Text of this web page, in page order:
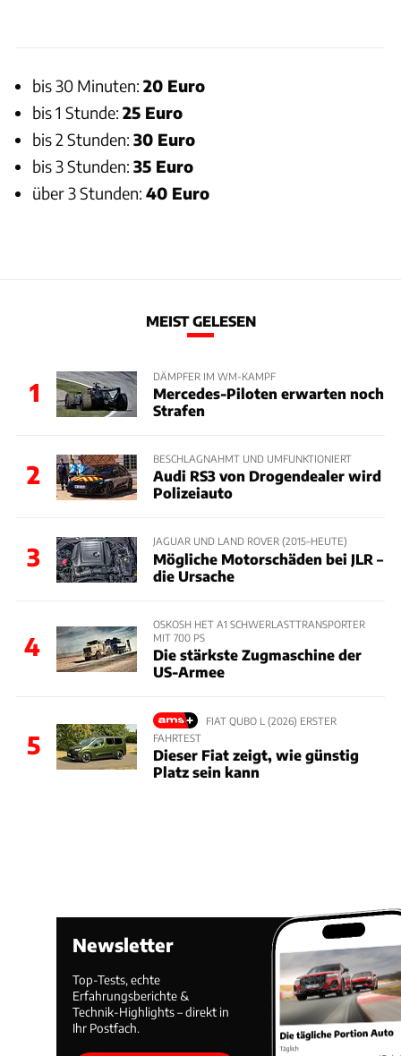
bis 30 Minuten: 20 Euro
bis 1 Stunde: 25 Euro
bis 2 Stunden: 30 Euro
bis 3 Stunden: 35 Euro
über 3 Stunden: 40 Euro
MEIST GELESEN
1
DÄMPFER IM WM-KAMPF
Mercedes-Piloten erwarten noch
Strafen
2
BESCHLAGNAHMT UND UMFUNKTIONIERT
Audi RS3 von Drogendealer wird
Polizeiauto
3
JAGUAR UND LAND ROVER (2015–HEUTE)
Mögliche Motorschäden bei JLR –
die Ursache
4
OSKOSH HET A1 SCHWERLASTTRANSPORTER
MIT 700 PS
Die stärkste Zugmaschine der
US-Armee
5
FIAT QUBO L (2026) ERSTER
FAHRTEST
Dieser Fiat zeigt, wie günstig
Platz sein kann
Newsletter
Top-Tests, echte
Erfahrungsberichte &
Technik-Highlights – direkt in
Ihr Postfach.